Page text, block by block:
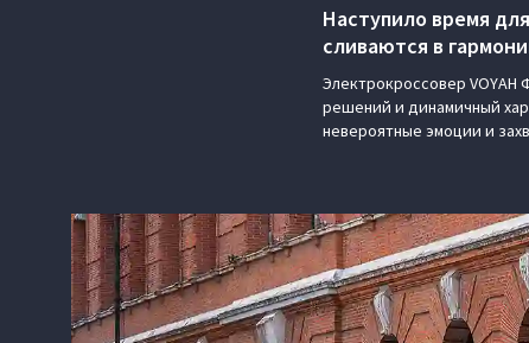
Наступило время
сливаются в
Электрокроссовер
решений и динамичный
невероятные эмоции и